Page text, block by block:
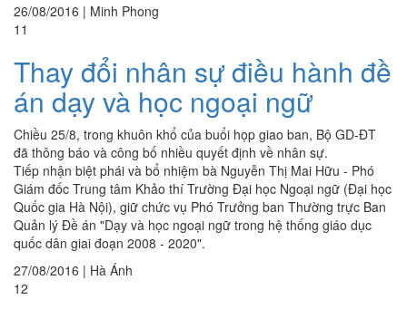
26/08/2016 | Minh Phong
11
Thay đổi nhân sự điều hành đề
án dạy và học ngoại ngữ
Chiều 25/8, trong khuôn khổ của buổi họp giao ban, Bộ GD-ĐT
đã thông báo và công bố nhiều quyết định về nhân sự.
Tiếp nhận biệt phái và bổ nhiệm bà Nguyễn Thị Mai Hữu - Phó
Giám đốc Trung tâm Khảo thí Trường Đại học Ngoại ngữ (Đại học
Quốc gia Hà Nội), giữ chức vụ Phó Trưởng ban Thường trực Ban
Quản lý Đề án "Dạy và học ngoại ngữ trong hệ thống giáo dục
quốc dân giai đoạn 2008 - 2020".
27/08/2016 | Hà Ánh
12